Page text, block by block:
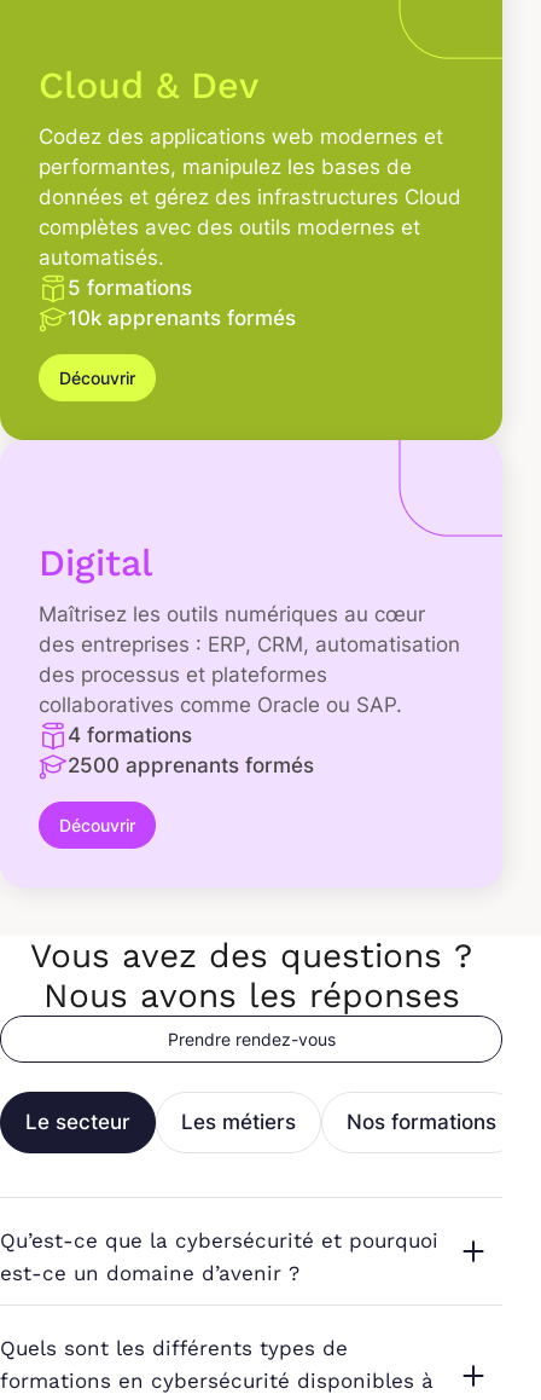
Cloud & Dev
Codez des applications web modernes et
performantes, manipulez les bases de
données et gérez des infrastructures Cloud
complètes avec des outils modernes et
automatisés.
5 formations
10k apprenants formés
Découvrir
Digital
Maîtrisez les outils numériques au cœur
des entreprises : ERP, CRM, automatisation
des processus et plateformes
collaboratives comme Oracle ou SAP.
4 formations
2500 apprenants formés
Découvrir
Vous avez des questions ?
Nous avons les réponses
Prendre rendez-vous
Le secteur Les métiers Nos formations
Qu’est-ce que la cybersécurité et pourquoi
est-ce un domaine d’avenir ?
Quels sont les différents types de
formations en cybersécurité disponibles à